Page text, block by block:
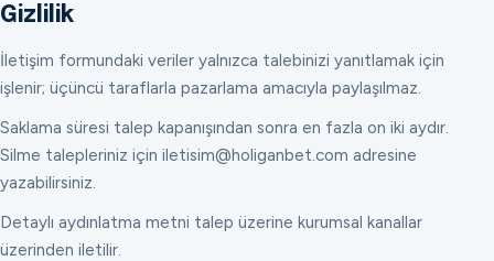
Gizlilik
İletişim formundaki veriler yalnızca talebinizi yanıtlamak için
işlenir; üçüncü taraflarla pazarlama amacıyla paylaşılmaz.
Saklama süresi talep kapanışından sonra en fazla on iki aydır.
Silme talepleriniz için iletisim@holiganbet.com adresine
yazabilirsiniz.
Detaylı aydınlatma metni talep üzerine kurumsal kanallar
üzerinden iletilir.